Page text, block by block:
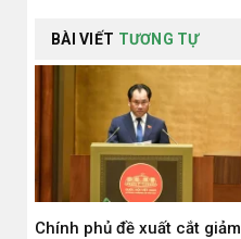
BÀI VIẾT TƯƠNG TỰ
Chính phủ đề xuất cắt giảm